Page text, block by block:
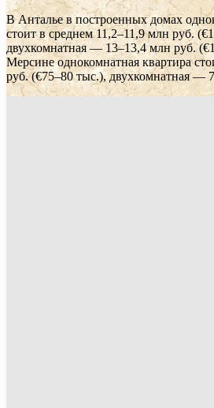
В Анталье в построенных домах
стоит в среднем 11,2–11,9 млн руб.
двухкомнатная — 13–13,4 млн руб.
Мерсине однокомнатная квартира
руб. (€75–80 тыс.), двухкомнатная —